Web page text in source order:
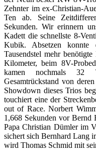
Zehnter im ex-Christian-
Ten ab. Seine
Sekunden. Wir erinnern
Kadett die schnellste 8-
Kubik. Absetzen
Tausendstel mehr
Kilometer, beim 8V-
kamen nochmals 32
Gesamtrückstand von
Showdown dieses Trios
touchiert eine der
out of Race. Norbert
1,668 Sekunden vor
Papa Christian Dümler im
sichert sich Bernhard Lang
wird Thomas Schmid mit